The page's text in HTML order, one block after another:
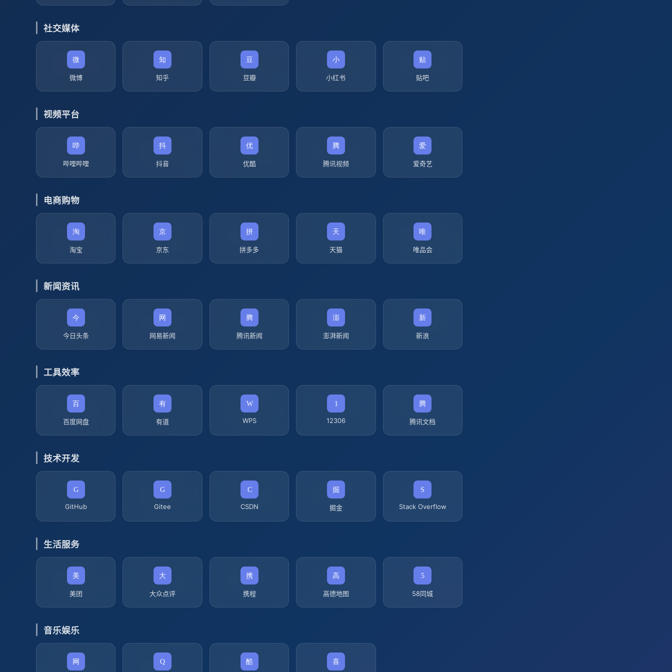
社交媒体
微博 知乎 豆瓣 小红书 贴吧
视频平台
哔哩哔哩 抖音 优酷 腾讯视频 爱奇艺
电商购物
淘宝 京东 拼多多 天猫 唯品会
新闻资讯
今日头条 网易新闻 腾讯新闻 澎湃新闻 新浪
工具效率
百度网盘 有道 WPS 12306 腾讯文档
技术开发
GitHub Gitee CSDN 掘金 Stack Overflow
生活服务
美团 大众点评 携程 高德地图 58同城
音乐娱乐